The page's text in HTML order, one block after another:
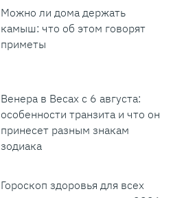
Можно ли дома держать
камыш: что об этом говорят
приметы
Венера в Весах с 6 августа:
особенности транзита и что он
принесет разным знакам
зодиака
Гороскоп здоровья для всех